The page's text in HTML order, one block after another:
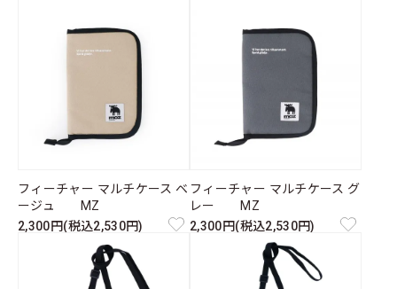
フィーチャー マルチケース ベ
ージュ MZ
2,300円(税込2,530円)
フィーチャー マルチケース グ
レー MZ
2,300円(税込2,530円)